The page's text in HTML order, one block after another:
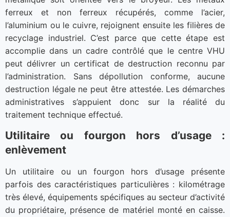
ferreux et non ferreux récupérés, comme l’acier,
l’aluminium ou le cuivre, rejoignent ensuite les filières de
recyclage industriel. C’est parce que cette étape est
accomplie dans un cadre contrôlé que le centre VHU
peut délivrer un certificat de destruction reconnu par
l’administration. Sans dépollution conforme, aucune
destruction légale ne peut être attestée. Les démarches
administratives s’appuient donc sur la réalité du
traitement technique effectué.
Utilitaire ou fourgon hors d’usage :
enlèvement
Un utilitaire ou un fourgon hors d’usage présente
parfois des caractéristiques particulières : kilométrage
très élevé, équipements spécifiques au secteur d’activité
du propriétaire, présence de matériel monté en caisse.